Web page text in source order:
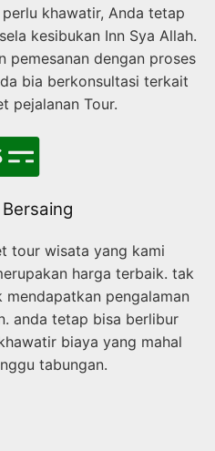
khawatir, Anda tetap
kesibukan Inn Sya Allah.
pemesanan dengan proses
bia berkonsultasi terkait
pejalanan Tour.
tour wisata yang kami
harga terbaik. tak
pengalaman
anda tetap bisa berlibur
biaya yang mahal
tabungan.